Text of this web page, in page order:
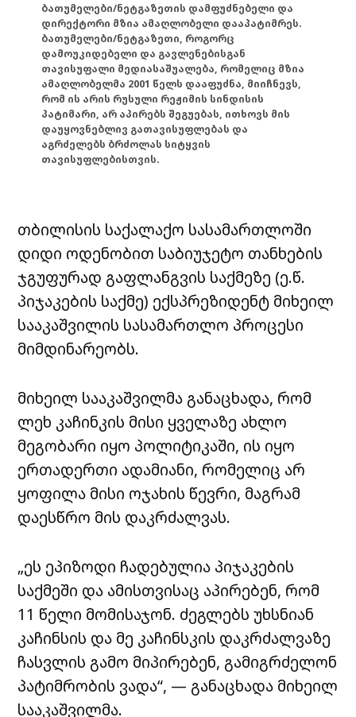
ბათუმელები/ნეტგაზეთის დამფუძნებელი და
დირექტორი მზია ამაღლობელი დააპატიმრეს.
ბათუმელები/ნეტგაზეთი, როგორც
დამოუკიდებელი და გავლენებისგან
თავისუფალი მედიასაშუალება, რომელიც მზია
ამაღლობელმა 2001 წელს დააფუძნა, მიიჩნევს,
რომ ის არის რუსული რეჟიმის სინდისის
პატიმარი, არ აპირებს შეგუებას, ითხოვს მის
დაუყოვნებლივ გათავისუფლებას და
აგრძელებს ბრძოლას სიტყვის
თავისუფლებისთვის.
თბილისის საქალაქო სასამართლოში
დიდი ოდენობით საბიუჯეტო თანხების
ჯგუფურად გაფლანგვის საქმეზე (ე.წ.
პიჯაკების საქმე) ექსპრეზიდენტ მიხეილ
სააკაშვილის სასამართლო პროცესი
მიმდინარეობს.
მიხეილ სააკაშვილმა განაცხადა, რომ
ლეხ კაჩინკის მისი ყველაზე ახლო
მეგობარი იყო პოლიტიკაში, ის იყო
ერთადერთი ადამიანი, რომელიც არ
ყოფილა მისი ოჯახის წევრი, მაგრამ
დაესწრო მის დაკრძალვას.
„ეს ეპიზოდი ჩადებულია პიჯაკების
საქმეში და ამისთვისაც აპირებენ, რომ
11 წელი მომისაჯონ. ძეგლებს უხსნიან
კაჩინსის და მე კაჩინსკის დაკრძალვაზე
ჩასვლის გამო მიპირებენ, გამიგრძელონ
პატიმრობის ვადა“, — განაცხადა მიხეილ
სააკაშვილმა.